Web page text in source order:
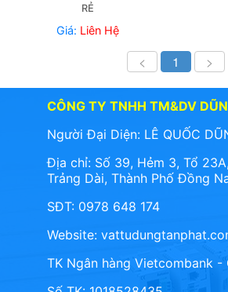
RẺ
Giá: Liên Hệ
< 1 >
CÔNG TY TNHH TM&DV
Người Đại Diện: LÊ QUỐC
Địa chỉ: Số 39, Hẻm 3, Tổ
Trảng Dài, Thành Phố Đồng
SĐT: 0978 648 174
Website:
TK Ngân hàng Vietcombank -